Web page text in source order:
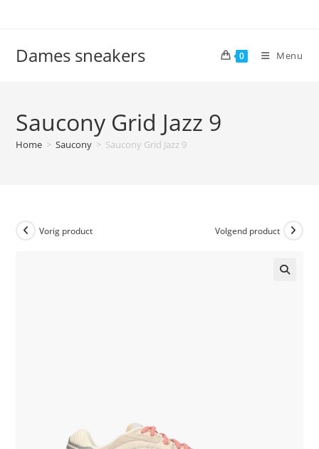
Dames sneakers 0 Menu
Saucony Grid Jazz 9
Home > Saucony > Saucony Grid Jazz 9
Vorig product Volgend product